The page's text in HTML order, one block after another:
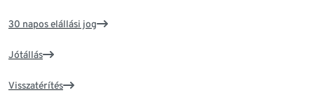
30 napos elállási jog
Jótállás
Visszatérítés